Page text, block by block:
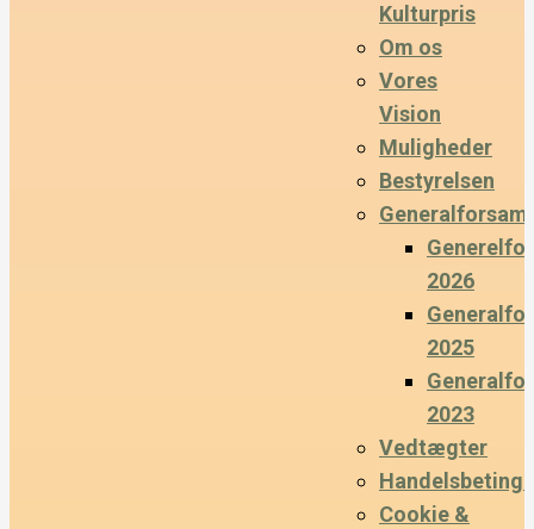
Kulturpris
Om os
Vores
Vision
Muligheder
Bestyrelsen
2026
2025
2023
Vedtægter
Cookie &